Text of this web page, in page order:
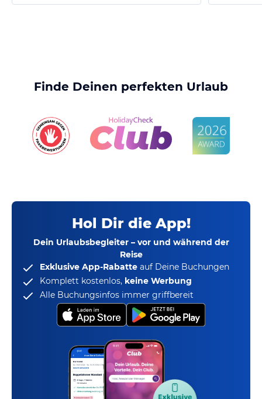
Finde Deinen perfekten Urlaub
Hol Dir die App!
Dein Urlaubsbegleiter – vor und während der
Reise
Exklusive App-Rabatte auf Deine Buchungen
Komplett kostenlos, keine Werbung
Alle Buchungsinfos immer griffbereit